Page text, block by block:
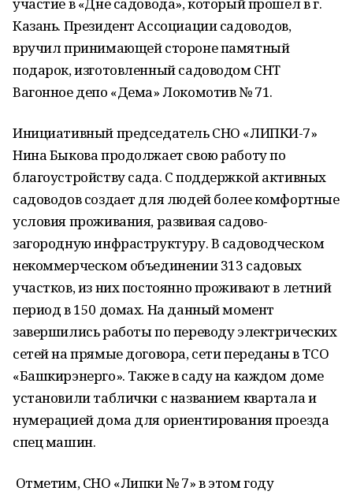
Казань. Президент Ассоциации садоводов,
вручил принимающей стороне памятный
подарок, изготовленный садоводом СНТ
Вагонное депо «Дема» Локомотив № 71.
Инициативный председатель СНО «ЛИПКИ-7»
Нина Быкова продолжает свою работу по
благоустройству сада. С поддержкой активных
садоводов создает для людей более комфортные
условия проживания, развивая садово-
загородную инфраструктуру. В садоводческом
некоммерческом объединении 313 садовых
участков, из них постоянно проживают в летний
период в 150 домах. На данный момент
завершились работы по переводу электрических
сетей на прямые договора, сети переданы в ТСО
«Башкирэнерго». Также в саду на каждом доме
установили таблички с названием квартала и
нумерацией дома для ориентирования проезда
спец машин.
Отметим, СНО «Липки № 7» в этом году